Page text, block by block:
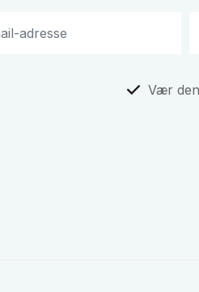
Vær